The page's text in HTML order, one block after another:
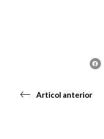
Articol anterior